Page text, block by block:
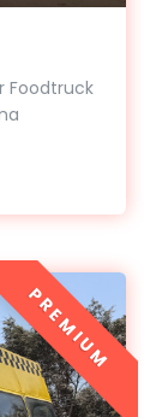
Foodtruck
PREMIUM